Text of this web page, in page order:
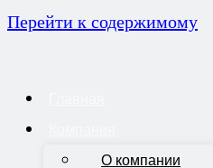
Перейти к содержимому
О компании